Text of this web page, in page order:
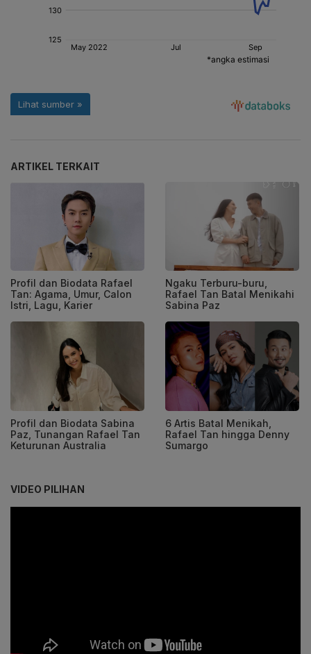
ARTIKEL TERKAIT
Profil dan Biodata Rafael
Tan: Agama, Umur, Calon
Istri, Lagu, Karier
Ngaku Terburu-buru,
Rafael Tan Batal Menikahi
Sabina Paz
Profil dan Biodata Sabina
Paz, Tunangan Rafael Tan
Keturunan Australia
6 Artis Batal Menikah,
Rafael Tan hingga Denny
Sumargo
VIDEO PILIHAN